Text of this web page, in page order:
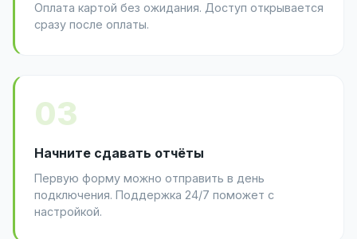
Оплата картой без ожидания. Доступ открывается
сразу после оплаты.
03
Начните сдавать отчёты
Первую форму можно отправить в день
подключения. Поддержка 24/7 поможет с
настройкой.